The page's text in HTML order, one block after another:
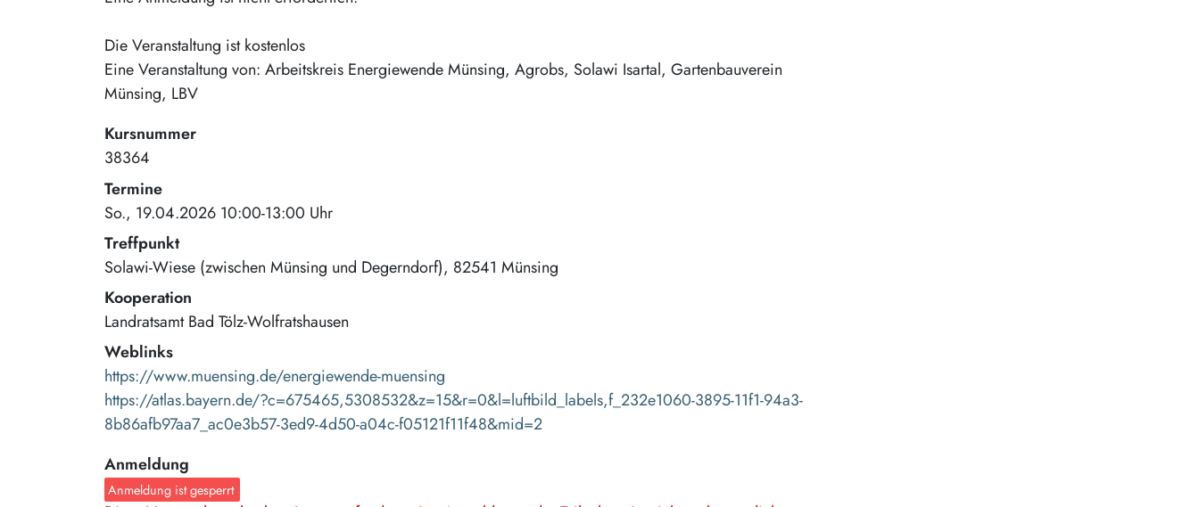
Die Veranstaltung ist kostenlos
Eine Veranstaltung von: Arbeitskreis Energiewende Münsing, Agrobs, Solawi Isartal, Gartenbauverein
Münsing, LBV
Kursnummer
38364
Termine
So., 19.04.2026 10:00-13:00 Uhr
Treffpunkt
Solawi-Wiese (zwischen Münsing und Degerndorf) 82541 Münsing
Kooperation
Landratsamt Bad Tölz-Wolfratshausen
Weblinks
https://www.muensing.de/energiewende-muensing
https://atlas.bayern.de/?c=675465,5308532&z=15&r=0&l=luftbild_labels,f_232e1060-3895-11f1-94a3-
8b86afb97aa7_ac0e3b57-3ed9-4d50-a04c-f05121f11f48&mid=2
Anmeldung
Anmeldung ist gesperrt